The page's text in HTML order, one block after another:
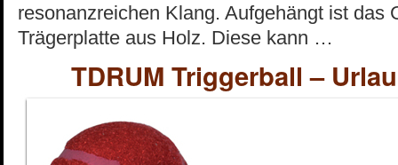
resonanzreichen Klang. Aufgehängt ist das
Trägerplatte aus Holz. Diese kann …
TDRUM Triggerball –